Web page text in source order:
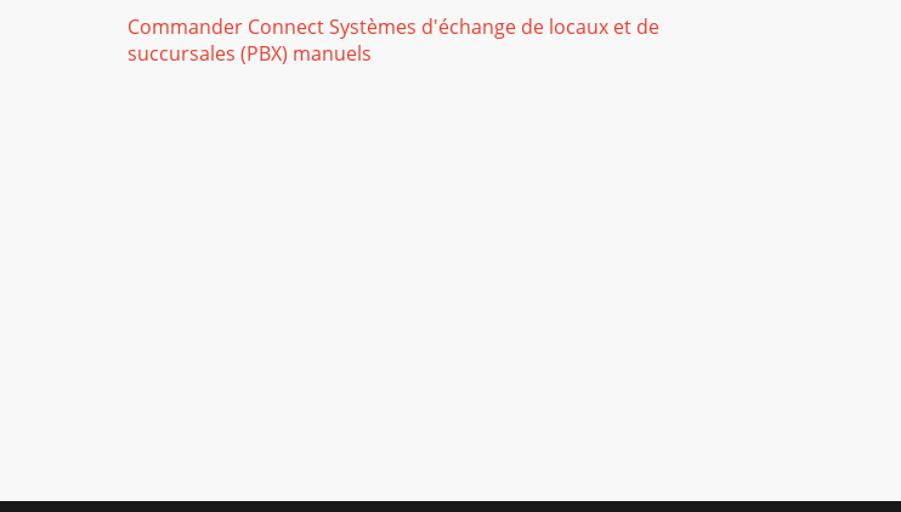
Commander Connect Systèmes d'échange de locaux et de
succursales (PBX) manuels